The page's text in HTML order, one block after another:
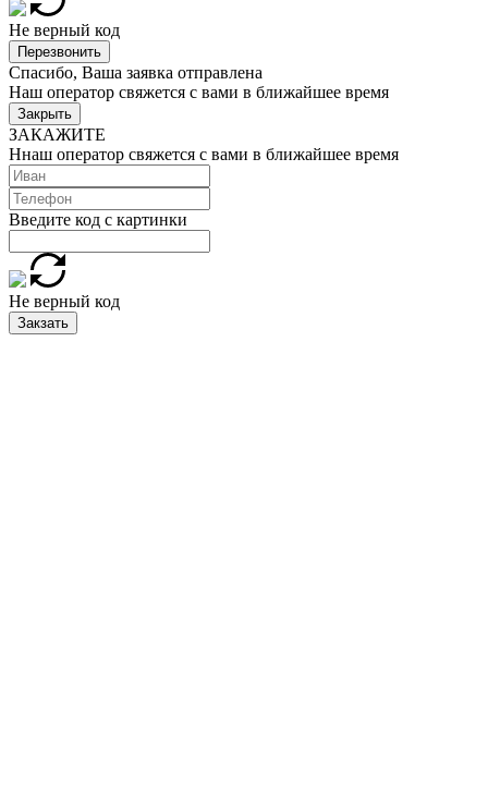
Не верный код
Перезвонить
Спасибо, Ваша заявка отправлена
Наш оператор свяжется с вами в ближайшее время
Закрыть
ЗАКАЖИТЕ
Ннаш оператор свяжется с вами в ближайшее время
Введите код с картинки
Не верный код
Закзать